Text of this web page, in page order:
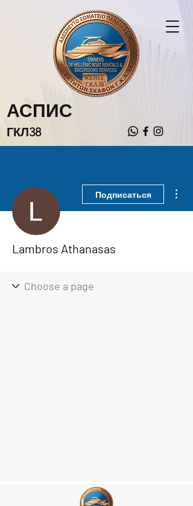
АСПИС
ГКЛ38
Подписаться
Lambros Athanasas